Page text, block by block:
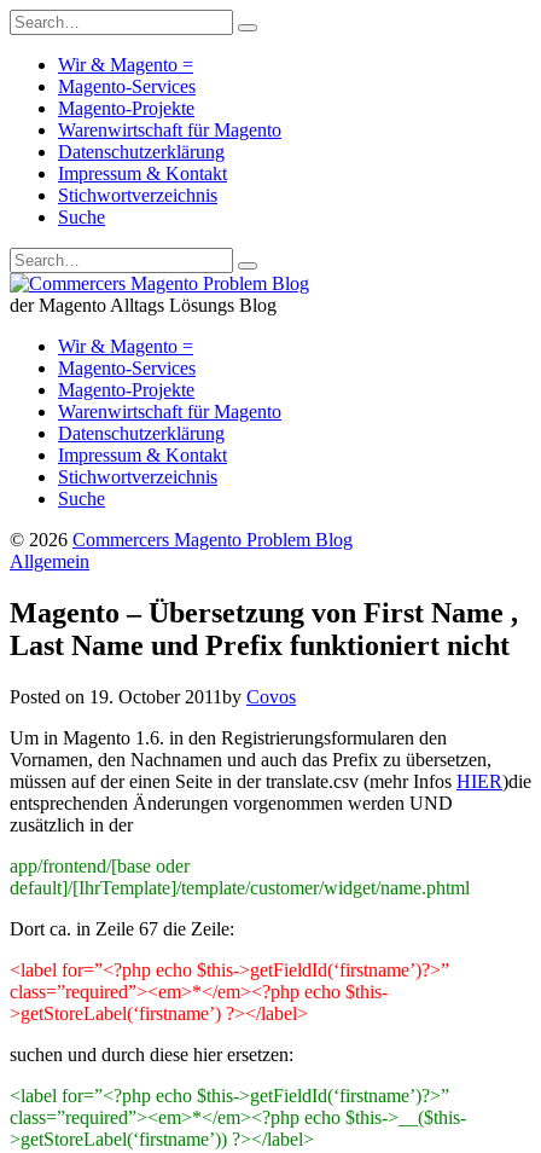
Wir & Magento =
Magento-Services
Magento-Projekte
Warenwirtschaft für Magento
Datenschutzerklärung
Impressum & Kontakt
Stichwortverzeichnis
Suche
der Magento Alltags Lösungs Blog
Wir & Magento =
Magento-Services
Magento-Projekte
Warenwirtschaft für Magento
Datenschutzerklärung
Impressum & Kontakt
Stichwortverzeichnis
Suche
© 2026 Commercers Magento Problem Blog
Allgemein
Magento – Übersetzung von First Name ,
Last Name und Prefix funktioniert nicht
Posted on 19. October 2011by Covos
Um in Magento 1.6. in den Registrierungsformularen den
Vornamen, den Nachnamen und auch das Prefix zu übersetzen,
müssen auf der einen Seite in der translate.csv (mehr Infos HIER)die
entsprechenden Änderungen vorgenommen werden UND
zusätzlich in der
app/frontend/[base oder
default]/[IhrTemplate]/template/customer/widget/name.phtml
Dort ca. in Zeile 67 die Zeile:
<label for=”<?php echo $this->getFieldId(‘firstname’)?>”
class=”required”><em>*</em><?php echo $this-
>getStoreLabel(‘firstname’) ?></label>
suchen und durch diese hier ersetzen:
<label for=”<?php echo $this->getFieldId(‘firstname’)?>”
class=”required”><em>*</em><?php echo $this->__($this-
>getStoreLabel(‘firstname’)) ?></label>